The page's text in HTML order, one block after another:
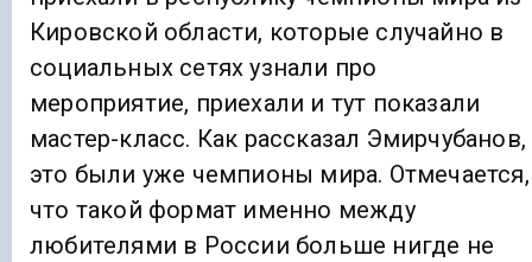
Кировской области, которые случайно в
социальных сетях узнали про
мероприятие, приехали и тут показали
мастер-класс. Как рассказал Эмирчубанов,
это были уже чемпионы мира. Отмечается,
что такой формат именно между
любителями в России больше нигде не